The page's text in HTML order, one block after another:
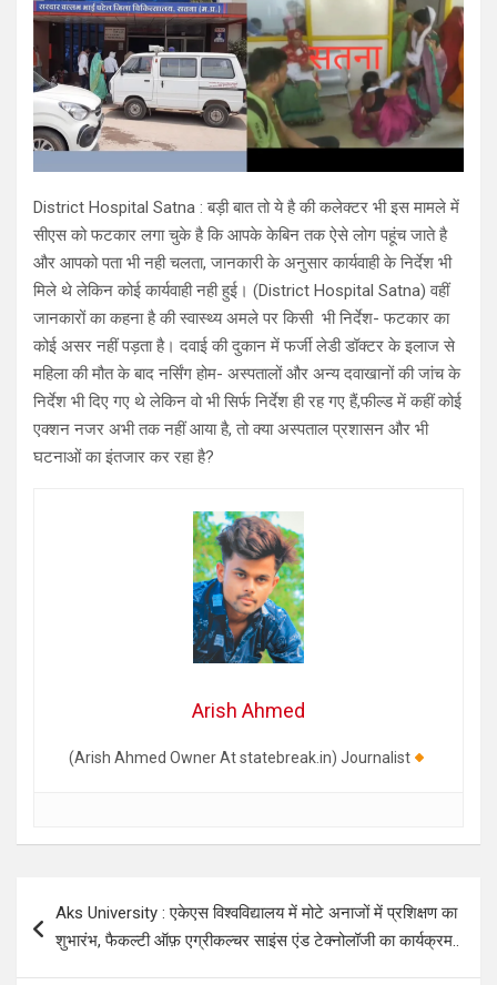
District Hospital Satna : बड़ी बात तो ये है की कलेक्टर भी इस मामले में
सीएस को फटकार लगा चुके है कि आपके केबिन तक ऐसे लोग पहूंच जाते है
और आपको पता भी नही चलता, जानकारी के अनुसार कार्यवाही के निर्देश भी
मिले थे लेकिन कोई कार्यवाही नही हुई। (District Hospital Satna) वहीं
जानकारों का कहना है की स्वास्थ्य अमले पर किसी भी निर्देश- फटकार का
कोई असर नहीं पड़ता है। दवाई की दुकान में फर्जी लेडी डॉक्टर के इलाज से
महिला की मौत के बाद नर्सिंग होम- अस्पतालों और अन्य दवाखानों की जांच के
निर्देश भी दिए गए थे लेकिन वो भी सिर्फ निर्देश ही रह गए हैं,फील्ड में कहीं कोई
एक्शन नजर अभी तक नहीं आया है, तो क्या अस्पताल प्रशासन और भी
घटनाओं का इंतजार कर रहा है?
Arish Ahmed
(Arish Ahmed Owner At statebreak.in) Journalist
navigation
Aks University : एकेएस विश्वविद्यालय में मोटे अनाजों में प्रशिक्षण का
शुभारंभ, फैकल्टी ऑफ़ एग्रीकल्चर साइंस एंड टेक्नोलॉजी का कार्यक्रम..